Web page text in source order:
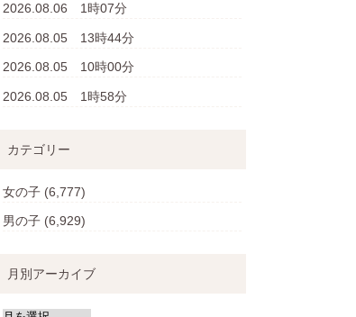
2026.08.06 1時07分
2026.08.05 13時44分
2026.08.05 10時00分
2026.08.05 1時58分
カテゴリー
女の子 (6,777)
男の子 (6,929)
月別アーカイブ